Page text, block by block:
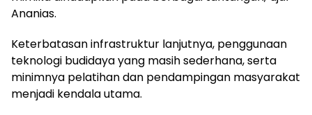
Ananias.
Keterbatasan infrastruktur lanjutnya, penggunaan
teknologi budidaya yang masih sederhana, serta
minimnya pelatihan dan pendampingan masyarakat
menjadi kendala utama.